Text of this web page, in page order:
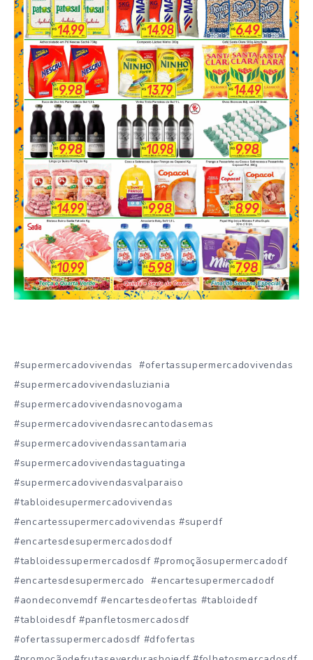
#supermercadovivendas #ofertassupermercadovivendas
#supermercadovivendasluziania
#supermercadovivendasnovogama
#supermercadovivendasrecantodasemas
#supermercadovivendassantamaria
#supermercadovivendastaguatinga
#supermercadovivendasvalparaiso
#tabloidesupermercadovivendas
#encartessupermercadovivendas #superdf
#encartesdesupermercadosdodf
#tabloidessupermercadosdf #promoçãosupermercadodf
#encartesdesupermercado #encartesupermercadodf
#aondeconvemdf #encartesdeofertas #tabloidedf
#tabloidesdf #panfletosmercadosdf
#ofertassupermercadosdf #dfofertas